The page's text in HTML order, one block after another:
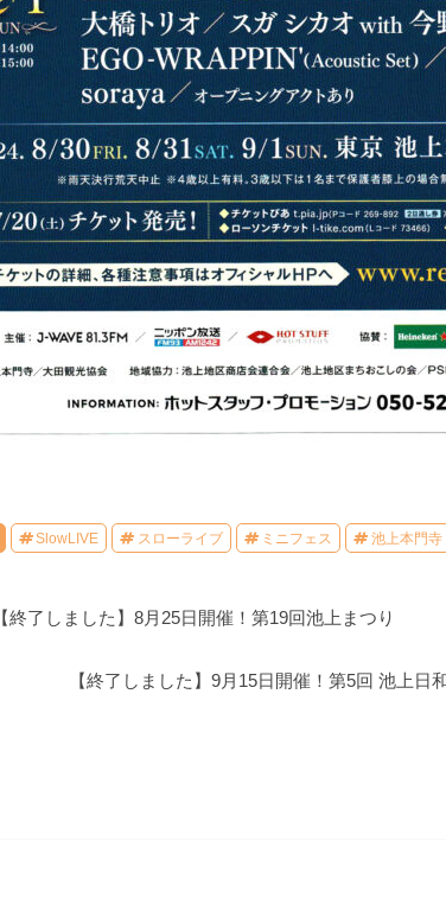
SlowLIVE スローライブ ミニフェス 池上本門寺
【終了しました】8月25日開催！第19回池上まつり
【終了しました】9月15日開催！第5回 池上日